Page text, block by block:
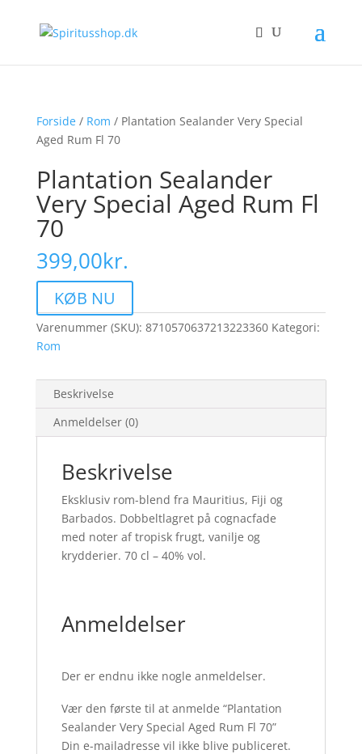
Forside/ Rom / Plantation Sealander Very Special
Aged Rum Fl 70
Plantation Sealander
Very Special Aged Rum Fl
70
399,00kr.
KØB NU
Varenummer (SKU): 8710570637213223360 Kategori:
Rom
Beskrivelse
Anmeldelser (0)
Beskrivelse
Eksklusiv rom-blend fra Mauritius, Fiji og
Barbados. Dobbeltlagret på cognacfade
med noter af tropisk frugt, vanilje og
krydderier. 70 cl – 40% vol.
Anmeldelser
Der er endnu ikke nogle anmeldelser.
Vær den første til at anmelde “Plantation
Sealander Very Special Aged Rum Fl 70”
Din e-mailadresse vil ikke blive publiceret.